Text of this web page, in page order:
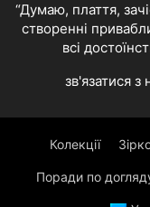
“Думаю, плаття,
створенні
всі
зв'язатися з
Колекції
Поради по